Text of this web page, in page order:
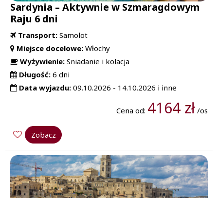
Sardynia – Aktywnie w Szmaragdowym
Raju 6 dni
Transport: Samolot
Miejsce docelowe: Włochy
Wyżywienie: Sniadanie i kolacja
Długość:6 dni
Data wyjazdu:09.10.2026 - 14.10.2026 i inne
Cena od: 4164 zł/os
Zobacz